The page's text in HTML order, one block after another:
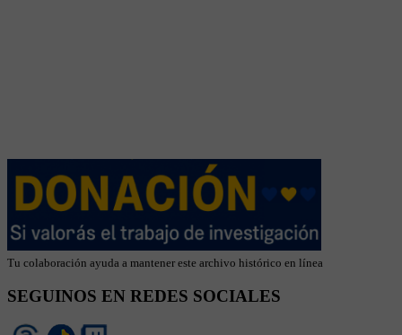
Tu colaboración ayuda a mantener este archivo histórico en línea
SEGUINOS EN REDES SOCIALES